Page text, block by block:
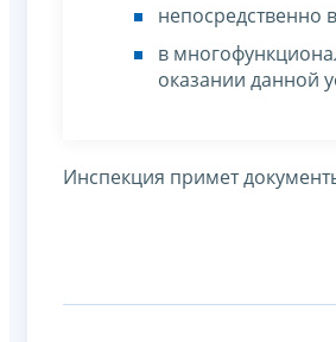
непосредственно
в
оказании данной
Инспекция примет